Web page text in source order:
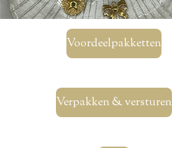
Voordeelpakketten
Verpakken & versturen